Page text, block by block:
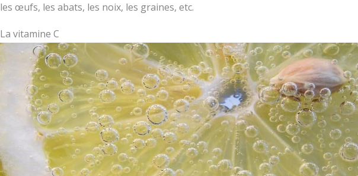
les œufs, les abats, les noix, les graines, etc.
La vitamine C